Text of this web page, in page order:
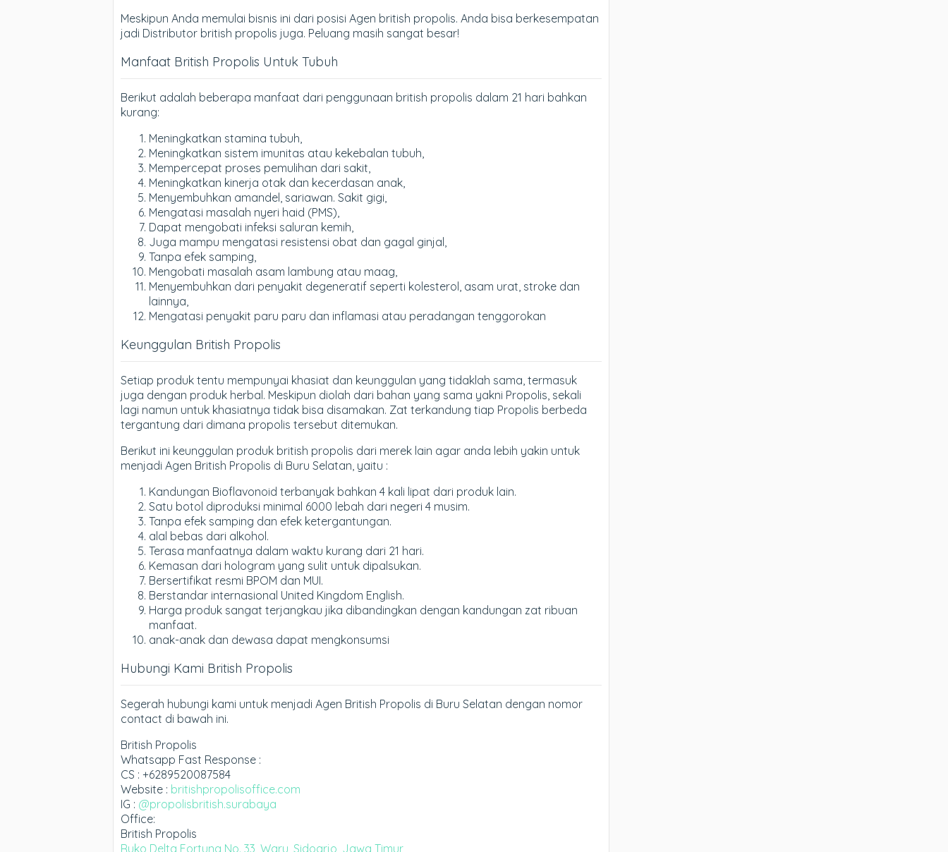
Meskipun Anda memulai bisnis ini dari posisi Agen british propolis. Anda bisa berkesempatan
jadi Distributor british propolis juga. Peluang masih sangat besar!
Manfaat British Propolis Untuk Tubuh
Berikut adalah beberapa manfaat dari penggunaan british propolis dalam 21 hari bahkan
kurang:
Meningkatkan stamina tubuh,
Meningkatkan sistem imunitas atau kekebalan tubuh,
Mempercepat proses pemulihan dari sakit,
Meningkatkan kinerja otak dan kecerdasan anak,
Menyembuhkan amandel, sariawan. Sakit gigi,
Mengatasi masalah nyeri haid (PMS),
Dapat mengobati infeksi saluran kemih,
Juga mampu mengatasi resistensi obat dan gagal ginjal,
Tanpa efek samping,
Mengobati masalah asam lambung atau maag,
Menyembuhkan dari penyakit degeneratif seperti kolesterol, asam urat, stroke dan
lainnya,
Mengatasi penyakit paru paru dan inflamasi atau peradangan tenggorokan
Keunggulan British Propolis
Setiap produk tentu mempunyai khasiat dan keunggulan yang tidaklah sama, termasuk
juga dengan produk herbal. Meskipun diolah dari bahan yang sama yakni Propolis, sekali
lagi namun untuk khasiatnya tidak bisa disamakan. Zat terkandung tiap Propolis berbeda
tergantung dari dimana propolis tersebut ditemukan.
Berikut ini keunggulan produk british propolis dari merek lain agar anda lebih yakin untuk
menjadi Agen British Propolis di Buru Selatan, yaitu :
Kandungan Bioflavonoid terbanyak bahkan 4 kali lipat dari produk lain.
Satu botol diproduksi minimal 6000 lebah dari negeri 4 musim.
Tanpa efek samping dan efek ketergantungan.
alal bebas dari alkohol.
Terasa manfaatnya dalam waktu kurang dari 21 hari.
Kemasan dari hologram yang sulit untuk dipalsukan.
Bersertifikat resmi BPOM dan MUI.
Berstandar internasional United Kingdom English.
Harga produk sangat terjangkau jika dibandingkan dengan kandungan zat ribuan
manfaat.
anak-anak dan dewasa dapat mengkonsumsi
Hubungi Kami British Propolis
Segerah hubungi kami untuk menjadi Agen British Propolis di Buru Selatan dengan nomor
contact di bawah ini.
British Propolis
Whatsapp Fast Response :
CS : +6289520087584
Website : britishpropolisoffice.com
IG : @propolisbritish.surabaya
Office:
British Propolis
Ruko Delta Fortuna No. 33, Waru, Sidoarjo, Jawa Timur